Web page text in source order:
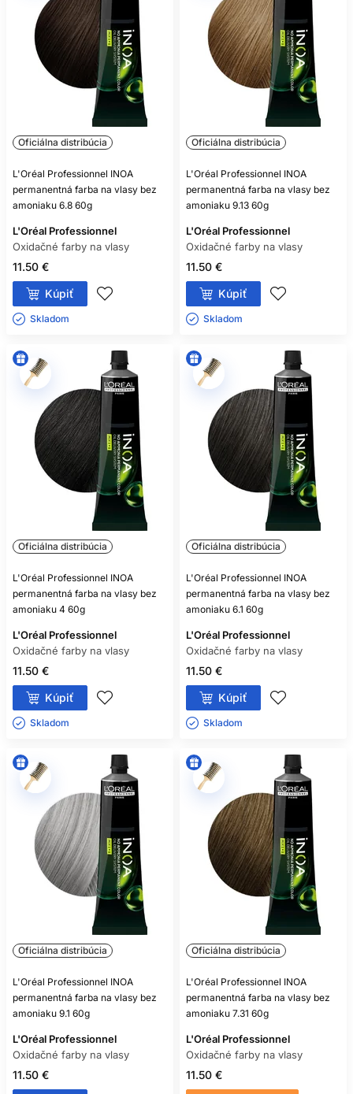
POTREBUJE KAŽDÁ OXIDAČNÁ
FARBA VYVÍJAČ?
Takmer všetky áno, ale vždy sa riaďte označením
konkrétneho produktu.
MÔŽEM ZMIEŠAŤ FARBU A
OXIDANT RÔZNYCH ZNAČIEK?
kompatibilný systém jednej rady.
ZOSVETLÍ SVETLÁ FARBA TMAVÉ
FARBENÉ VLASY?
Spravidla nie spoľahlivo, pretože oxidačná farba bežne
nezosvetľuje už vytvorený umelý pigment.
JE BEZAMONIAKOVÁ FARBA
NEALERGÉNNA?
Nie. Aj bezamoniaková oxidačná farba môže obsahovať
alergizujúce farbiace látky.
Oficiálna distribúcia
L'Oréal Professionnel INOA
permanentná farba na vlasy bez
amoniaku 6.8 60g
L'Oréal Professionnel
Oxidačné farby na vlasy
11.50 €
Kúpiť
Skladom ㅤ
Oficiálna distribúcia
L'Oréal Professionnel INOA
permanentná farba na vlasy bez
amoniaku 9.13 60g
L'Oréal Professionnel
Oxidačné farby na vlasy
11.50 €
Kúpiť
Skladom ㅤ
Oficiálna distribúcia
L'Oréal Professionnel INOA
permanentná farba na vlasy bez
amoniaku 4 60g
L'Oréal Professionnel
Oxidačné farby na vlasy
11.50 €
Kúpiť
Skladom ㅤ
Oficiálna distribúcia
L'Oréal Professionnel INOA
permanentná farba na vlasy bez
amoniaku 6.1 60g
L'Oréal Professionnel
Oxidačné farby na vlasy
11.50 €
Kúpiť
Skladom ㅤ
Oficiálna distribúcia
L'Oréal Professionnel INOA
permanentná farba na vlasy bez
amoniaku 9.1 60g
L'Oréal Professionnel
Oxidačné farby na vlasy
11.50 €
Oficiálna distribúcia
L'Oréal Professionnel INOA
permanentná farba na vlasy bez
amoniaku 7.31 60g
L'Oréal Professionnel
Oxidačné farby na vlasy
11.50 €